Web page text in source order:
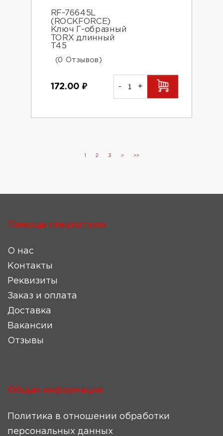
RF-76645L
(ROCKFORCE)
Ключ Г-образный
TORX длинный
Т45
(0 Отзывов)
172.00 ₽ - +
2 3 > >>
Помощь покупателю
О нас
Контакты
Реквизиты
Заказ и оплата
Доставка
Вакансии
Отзывы
Общая информация
Политика в отношении обработки
персональных данных